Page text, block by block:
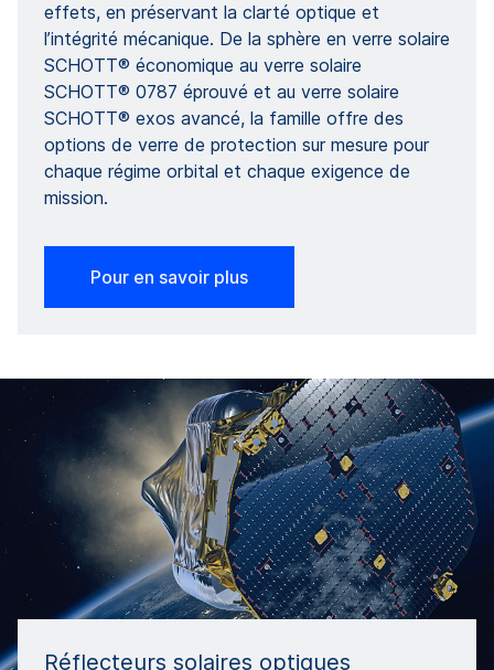
effets, en préservant la clarté optique et
l’intégrité mécanique. De la sphère en verre solaire
SCHOTT® économique au verre solaire
SCHOTT® 0787 éprouvé et au verre solaire
SCHOTT® exos avancé, la famille offre des
options de verre de protection sur mesure pour
chaque régime orbital et chaque exigence de
mission.
Pour en savoir plus
Réflecteurs solaires optiques